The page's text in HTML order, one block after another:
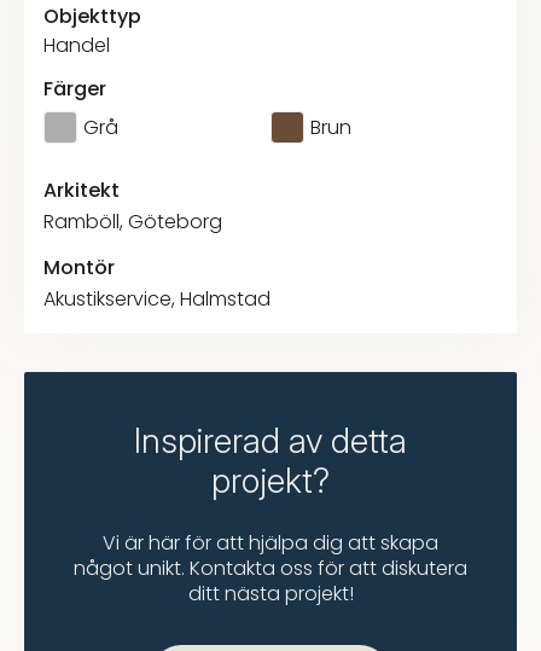
Objekttyp
Handel
Färger
Grå
Brun
Arkitekt
Ramböll, Göteborg
Montör
Akustikservice, Halmstad
Inspirerad av detta
projekt?
Vi är här för att hjälpa dig att skapa
något unikt. Kontakta oss för att diskutera
ditt nästa projekt!